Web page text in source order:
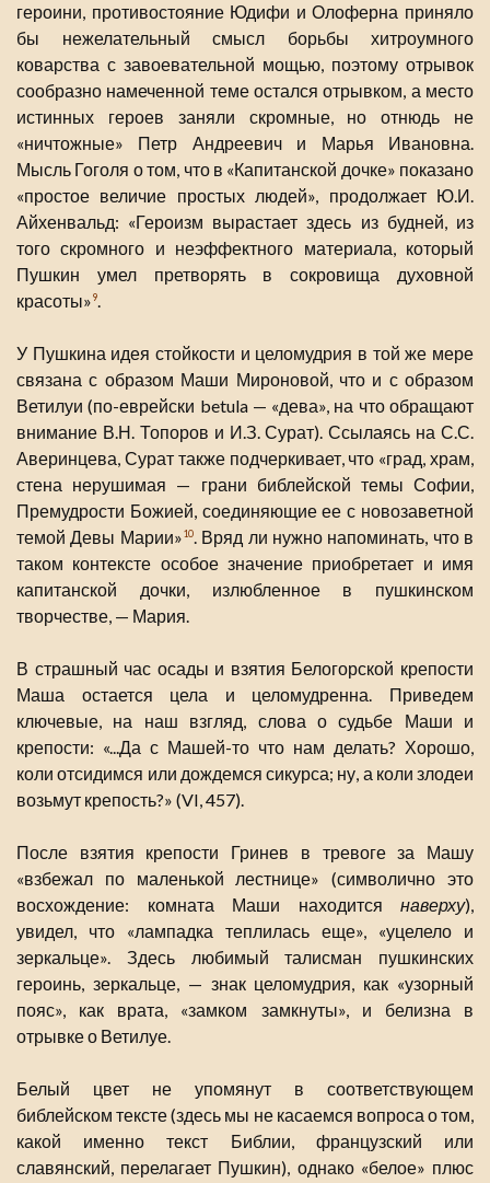
героини, противостояние Юдифи и Олоферна приняло
бы нежелательный смысл борьбы хитроумного
коварства с завоевательной мощью, поэтому отрывок
сообразно намеченной теме остался отрывком, а место
истинных героев заняли скромные, но отнюдь не
«ничтожные» Петр Андреевич и Марья Ивановна.
Мысль Гоголя о том, что в «Капитанской дочке» показано
«простое величие простых людей», продолжает Ю.И.
Айхенвальд: «Героизм вырастает здесь из будней, из
того скромного и неэффектного материала, который
Пушкин умел претворять в сокровища духовной
красоты»9.
У Пушкина идея стойкости и целомудрия в той же мере
связана с образом Маши Мироновой, что и с образом
Ветилуи (по-еврейски betula — «дева», на что обращают
внимание В.Н. Топоров и И.З. Сурат). Ссылаясь на С.С.
Аверинцева, Сурат также подчеркивает, что «град, храм,
стена нерушимая — грани библейской темы Софии,
Премудрости Божией, соединяющие ее с новозаветной
темой Девы Марии»10. Вряд ли нужно напоминать, что в
таком контексте особое значение приобретает и имя
капитанской дочки, излюбленное в пушкинском
творчестве, — Мария.
В страшный час осады и взятия Белогорской крепости
Маша остается цела и целомудренна. Приведем
ключевые, на наш взгляд, слова о судьбе Маши и
крепости: «...Да с Машей-то что нам делать? Хорошо,
коли отсидимся или дождемся сикурса; ну, а коли злодеи
возьмут крепость?» (VI, 457).
После взятия крепости Гринев в тревоге за Машу
«взбежал по маленькой лестнице» (символично это
восхождение: комната Маши находится наверху),
увидел, что «лампадка теплилась еще», «уцелело и
зеркальце». Здесь любимый талисман пушкинских
героинь, зеркальце, — знак целомудрия, как «узорный
пояс», как врата, «замком замкнуты», и белизна в
отрывке о Ветилуе.
Белый цвет не упомянут в соответствующем
библейском тексте (здесь мы не касаемся вопроса о том,
какой именно текст Библии, французский или
славянский, перелагает Пушкин), однако «белое» плюс